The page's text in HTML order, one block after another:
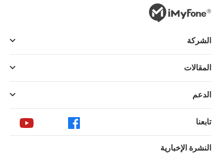
الشركة
المقالات
الدعم
تابعنا
النشرة الإخبارية